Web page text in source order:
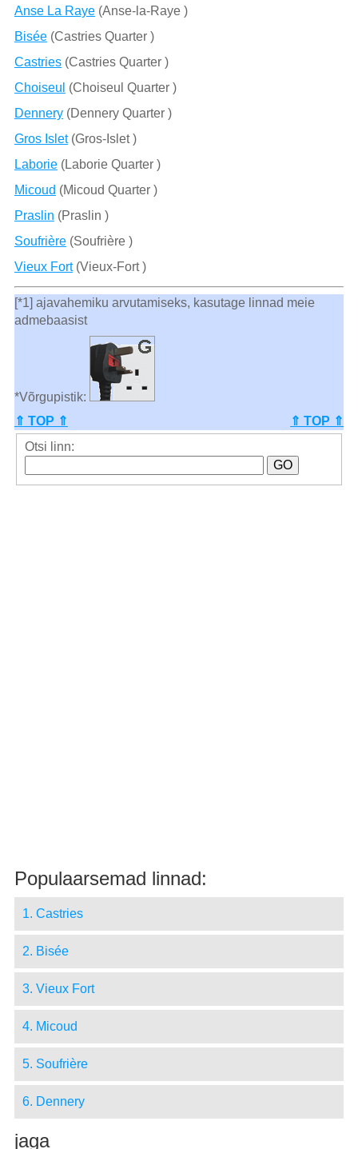
Anse La Raye(Anse-la-Raye )
Bisée(Castries Quarter )
Castries(Castries Quarter )
Choiseul (Choiseul Quarter )
Dennery(Dennery Quarter )
Gros Islet(Gros-Islet )
Laborie(Laborie Quarter )
Micoud (Micoud Quarter )
Praslin (Praslin )
Soufrière(Soufrière )
Vieux Fort(Vieux-Fort )
[*1] ajavahemiku arvutamiseks, kasutage linnad meie
admebaasist
*Võrgupistik:
⇑ TOP ⇑
⇑ TOP ⇑
Otsi linn:
Populaarsemad linnad:
1. Castries
2. Bisée
3. Vieux Fort
4. Micoud
5. Soufrière
6. Dennery
jaga